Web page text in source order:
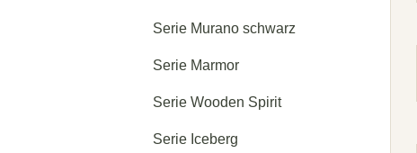
Serie Murano schwarz
Serie Marmor
Serie Wooden Spirit
Serie Iceberg